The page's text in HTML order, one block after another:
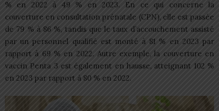
% en 2022 à 49 % en 2023. En ce qui concerne la
couverture en consultation prénatale (CPN), elle est passée
de 79 % à 86 %, tandis que le taux d’accouchement assisté
par un personnel qualifié est monté à 81 % en 2023 par
rapport à 69 % en 2022. Autre exemple, la couverture en
vaccin Penta 3 est également en hausse, atteignant 102 %
en 2023 par rapport à 80 % en 2022.